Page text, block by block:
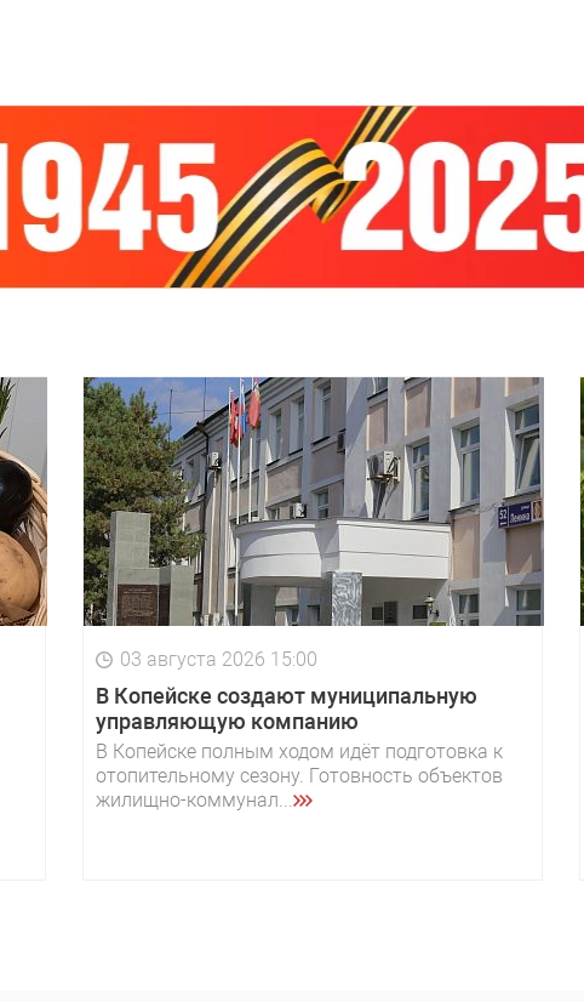
03 августа 2026 15:00
В Копейске создают муниципальную
управляющую компанию
В Копейске полным ходом идёт подготовка к
отопительному сезону. Готовность объектов
жилищно-коммунал...